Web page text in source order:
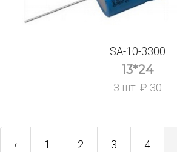
SA-10-3300
13*24
3 шт. ₽ 30
‹ 1 2 3 4